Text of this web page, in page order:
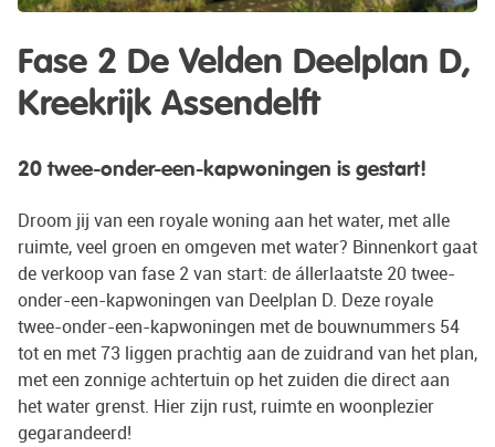
Fase 2 De Velden Deelplan D,
Kreekrijk Assendelft
20 twee-onder-een-kapwoningen is gestart!
Droom jij van een royale woning aan het water, met alle
ruimte, veel groen en omgeven met water? Binnenkort gaat
de verkoop van fase 2 van start: de állerlaatste 20 twee-
onder-een-kapwoningen van Deelplan D. Deze royale
twee-onder-een-kapwoningen met de bouwnummers 54
tot en met 73 liggen prachtig aan de zuidrand van het plan,
met een zonnige achtertuin op het zuiden die direct aan
het water grenst. Hier zijn rust, ruimte en woonplezier
gegarandeerd!